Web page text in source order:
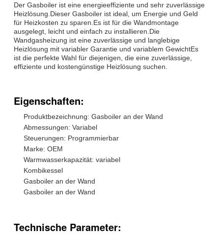
Der Gasboiler ist eine energieeffiziente und sehr zuverlässige
Heizlösung.Dieser Gasboiler ist ideal, um Energie und Geld
für Heizkosten zu sparen.Es ist für die Wandmontage
ausgelegt, leicht und einfach zu installieren.Die
Wandgasheizung ist eine zuverlässige und langlebige
Heizlösung mit variabler Garantie und variablem GewichtEs
ist die perfekte Wahl für diejenigen, die eine zuverlässige,
effiziente und kostengünstige Heizlösung suchen.
Eigenschaften:
Produktbezeichnung: Gasboiler an der Wand
Abmessungen: Variabel
Steuerungen: Programmierbar
Marke: OEM
Warmwasserkapazität: variabel
Kombikessel
Gasboiler an der Wand
Gasboiler an der Wand
Technische Parameter: